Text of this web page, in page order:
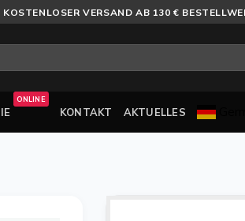
KOSTENLOSER VERSAND AB 130 €
ONLINE
KONTAKT AKTUELLES